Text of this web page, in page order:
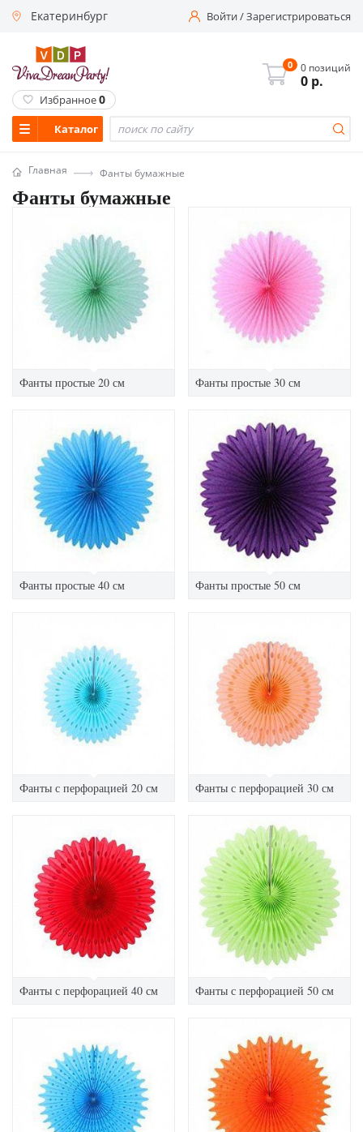
Екатеринбург Войти/Зарегистрироваться
Каталог
0 0 позиций
0 р.
Избранное0
Главная Фанты бумажные
Фанты бумажные
Фанты простые 20 см Фанты простые 30 см
Фанты простые 40 см Фанты простые 50 см
Фанты с перфорацией 20 см Фанты с перфорацией 30 см
Фанты с перфорацией 40 см Фанты с перфорацией 50 см